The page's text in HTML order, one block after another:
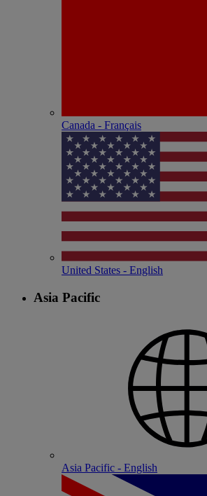
Canada - Français
United States - English
Asia Pacific
Asia Pacific - English